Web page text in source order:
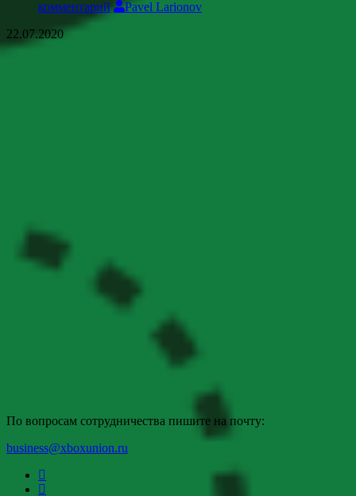
комментарий
Pavel Larionov
22.07.2020
По вопросам сотрудничества пишите на почту:
business@xboxunion.ru